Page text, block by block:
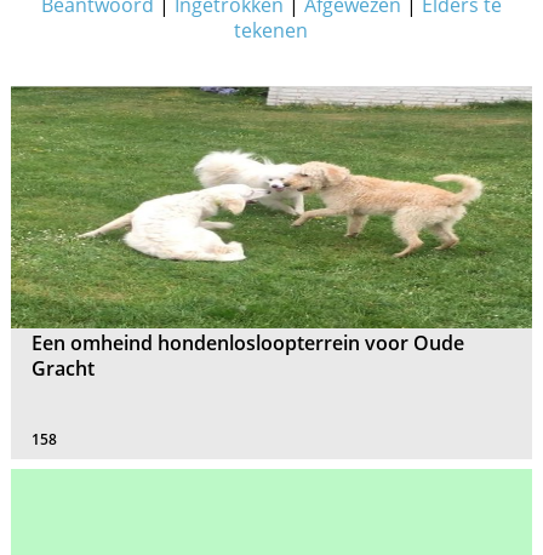
tekenen
Een omheind hondenlosloopterrein voor Oude
Gracht
158